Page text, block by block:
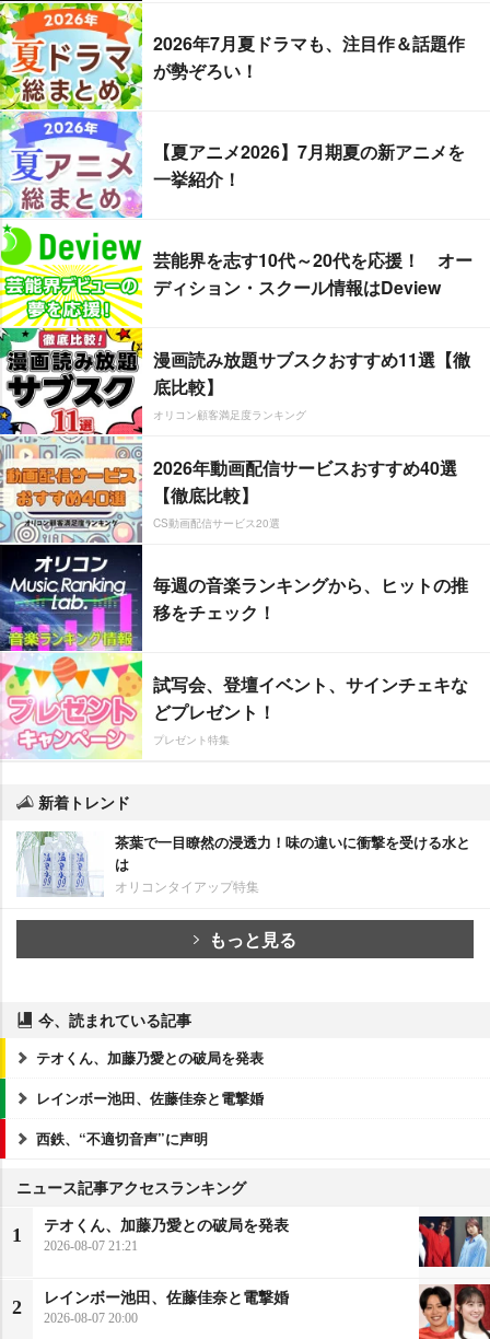
2026年7月夏ドラマも、注目作＆話題作
が勢ぞろい！
【夏アニメ2026】7月期夏の新アニメを
一挙紹介！
芸能界を志す10代～20代を応援！ オー
ディション・スクール情報はDeview
漫画読み放題サブスクおすすめ11選【徹
底比較】
オリコン顧客満足度ランキング
2026年動画配信サービスおすすめ40選
【徹底比較】
CS動画配信サービス20選
毎週の音楽ランキングから、ヒットの推
移をチェック！
試写会、登壇イベント、サインチェキな
どプレゼント！
プレゼント特集
新着トレンド
茶葉で一目瞭然の浸透力！味の違いに衝撃を受ける水と
は
オリコンタイアップ特集
もっと見る
今、読まれている記事
テオくん、加藤乃愛との破局を発表
レインボー池田、佐藤佳奈と電撃婚
西鉄、“不適切音声”に声明
ニュース記事アクセスランキング
1
テオくん、加藤乃愛との破局を発表
2026-08-07 21:21
2
レインボー池田、佐藤佳奈と電撃婚
2026-08-07 20:00